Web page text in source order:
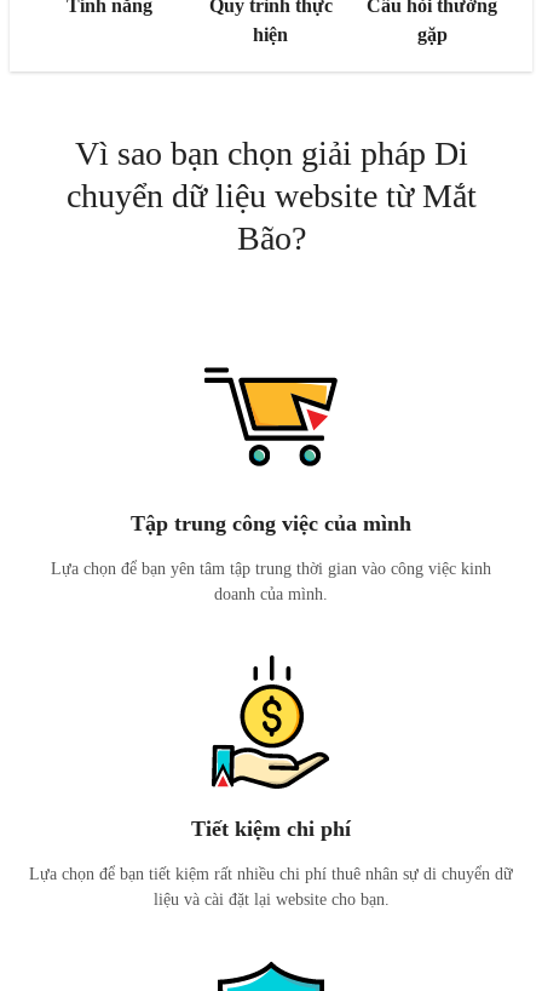
Tính năng
Quy trình thực
hiện
Câu hỏi thường
gặp
Vì sao bạn chọn giải pháp Di
chuyển dữ liệu website từ Mắt
Bão?
Tập trung công việc của mình
Lựa chọn để bạn yên tâm tập trung thời gian vào công việc kinh
doanh của mình.
Tiết kiệm chi phí
Lựa chọn để bạn tiết kiệm rất nhiều chi phí thuê nhân sự di chuyển dữ
liệu và cài đặt lại website cho bạn.